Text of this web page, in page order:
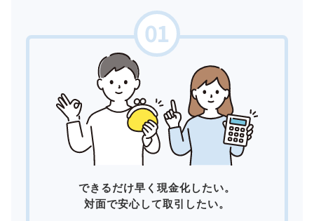
できるだけ早く現金化したい。
対面で安心して取引したい。